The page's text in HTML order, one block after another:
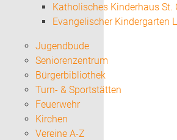
Katholisches Kinderhaus St.
Evangelischer Kindergarten
Jugendbude
Seniorenzentrum
Bürgerbibliothek
Turn- & Sportstätten
Feuerwehr
Kirchen
Vereine A-Z